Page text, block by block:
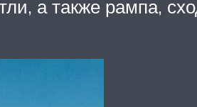
а также рампа,